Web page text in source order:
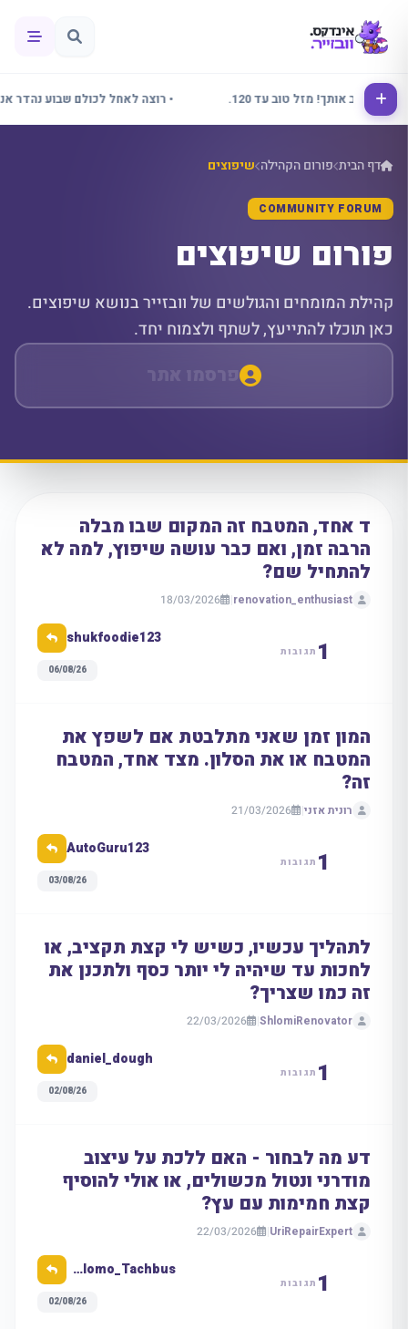
מזל טוב עד 120. • רוצה לאחל לכולם שבוע נהדר אני בפורום.
דף הבית פורום הקהילה שיפוצים
COMMUNITY FORUM
פורום שיפוצים
קהילת המומחים והגולשים של וובזייר בנושא שיפוצים.
כאן תוכלו להתייעץ, לשתף ולצמוח יחד.
שאלו שאלה
ד אחד, המטבח זה המקום שבו מבלה
הרבה זמן, ואם כבר עושה שיפוץ, למה לא
להתחיל שם?
renovation_enthusiast
|
18/03/2026
1 תגובות
shukfoodie123
06/08/26
המון זמן שאני מתלבטת אם לשפץ את
המטבח או את הסלון. מצד אחד, המטבח
זה?
רונית אזני|
21/03/2026
1 תגובות
AutoGuru123
03/08/26
לתהליך עכשיו, כשיש לי קצת תקציב, או
לחכות עד שיהיה לי יותר כסף ולתכנן את
זה כמו שצריך?
ShlomiRenovator
|
22/03/2026
1 תגובות
daniel_dough
02/08/26
דע מה לבחור - האם ללכת על עיצוב
מודרני ונטול מכשולים, או אולי להוסיף
קצת חמימות עם עץ?
UriRepairExpert
|
22/03/2026
1 תגובות
Shlomo_Tachbus
02/08/26